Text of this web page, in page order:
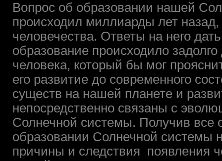
Вопрос об образовании нашей
происходил миллиарды лет
человечества. Ответы на него
образование происходило
человека, который бы мог
его развитие до современного
существ на нашей планете и
непосредственно связаны с
Солнечной системы. Получив все
образовании Солнечной системы
причины и следствия появления